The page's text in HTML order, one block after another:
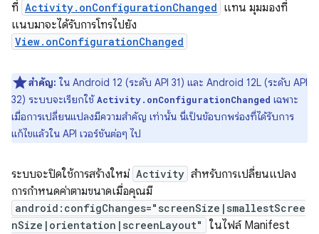
ที่ Activity.onConfigurationChanged แทน มุมมองที่
แนบมาจะได้รับการโทรไปยัง
View.onConfigurationChanged
สำคัญ: ใน Android 12 (ระดับ API 31) และ Android 12L (ระดับ API
32) ระบบจะเรียกใช้Activity.onConfigurationChanged เฉพาะ
เมื่อการเปลี่ยนแปลงมีความสำคัญ เท่านั้น นี่เป็นข้อบกพร่องที่ได้รับการ
แก้ไขแล้วใน API เวอร์ชันต่อๆ ไป
ระบบจะปิดใช้การสร้างใหม่ Activity สำหรับการเปลี่ยนแปลง
การกำหนดค่าตามขนาดเมื่อคุณมี
android:configChanges="screenSize|smallestScree
nSize|orientation|screenLayout"
ในไฟล์ Manifest